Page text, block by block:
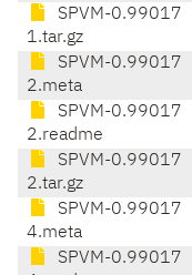
SPVM-0.99017
1.tar.gz
SPVM-0.99017
2.meta
SPVM-0.99017
2.readme
SPVM-0.99017
2.tar.gz
SPVM-0.99017
4.meta
SPVM-0.99017